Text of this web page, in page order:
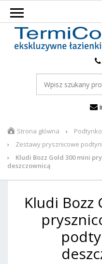
Strona główna
Zestawy prysznicowe
Kludi Bozz Gold 300 mini
deszczownicą
Kludi Bozz